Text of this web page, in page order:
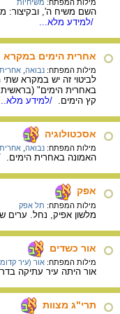
מילות המפתח: משיחיות
השם משיח ה', ובקיצור:
/למידע מלא...
אחרית הימים במקרא
מילות המפתח: נבואה
לביטוי זה יש במקרא
קץ הימים.
/למידע
אסכטולוגיה
מילות המפתח: נבואה
האמונה באחרית הימים.
אפק
מילות המפתח: תל אפק
מלשון אפיק, נחל. ערים
אור כשדים
מילות המפתח: אור (עיר
אור היתה עיר עתיקה
תרי"ג מצוות